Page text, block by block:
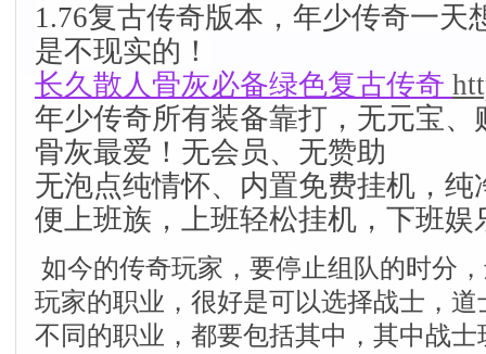
1.76复古传奇版本，年少传奇一天
是不现实的！
长久散人骨灰必备绿色复古传奇
年少传奇所有装备靠打，无元宝、
骨灰最爱！无会员、无赞助
无泡点纯情怀、内置免费挂机，纯
便上班族，上班轻松挂机，下班娱
如今的传奇玩家，要停止组队的时分
玩家的职业，很好是可以选择战士，
不同的职业，都要包括其中，其中战